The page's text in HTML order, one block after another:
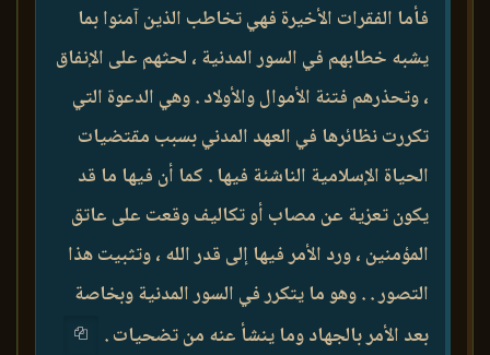
فأما الفقرات الأخيرة فهي تخاطب الذين آمنوا بما
يشبه خطابهم في السور المدنية ، لحثهم على الإنفاق
، وتحذرهم فتنة الأموال والأولاد . وهي الدعوة التي
تكررت نظائرها في العهد المدني بسبب مقتضيات
الحياة الإسلامية الناشئة فيها . كما أن فيها ما قد
يكون تعزية عن مصاب أو تكاليف وقعت على عاتق
المؤمنين ، ورد الأمر فيها إلى قدر الله ، وتثبيت هذا
التصور . . وهو ما يتكرر في السور المدنية وبخاصة
بعد الأمر بالجهاد وما ينشأ عنه من تضحيات .